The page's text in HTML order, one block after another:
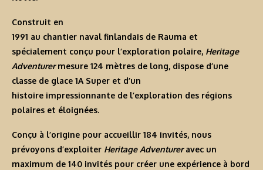
Construit en
1991 au chantier naval finlandais de Rauma et
spécialement conçu pour l’exploration polaire, Heritage
Adventurermesure 124 mètres de long, dispose d’une
classe de glace 1A Super et d’un
histoire impressionnante de l’exploration des régions
polaires et éloignées.
Conçu à l’origine pour accueillir 184 invités, nous
prévoyons d’exploiter Heritage Adventureravec un
maximum de 140 invités pour créer une expérience à bord